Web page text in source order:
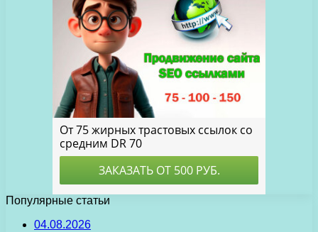
Популярные статьи
04.08.2026